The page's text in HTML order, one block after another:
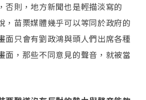
否則，地方新聞也是輕描淡寫的
，苗栗媒體幾乎可以等同於政府的
面只會有劉政鴻與頭人們出席各種
面，那些不同意見的聲音，就被當